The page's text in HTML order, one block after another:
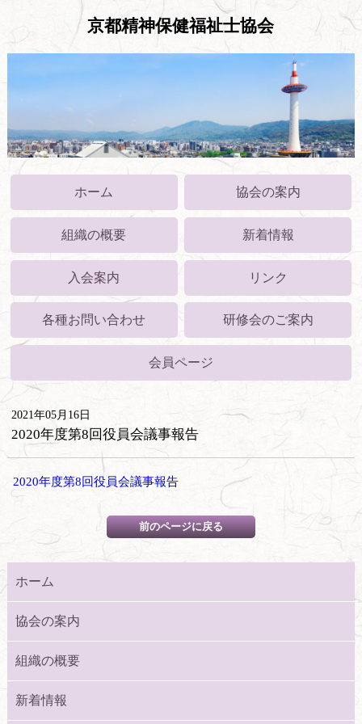
京都精神保健福祉士協会
ホーム 協会の案内
組織の概要 新着情報
入会案内 リンク
各種お問い合わせ 研修会のご案内
会員ページ
2021年05月16日
2020年度第8回役員会議事報告
2020年度第8回役員会議事報告
ホーム
協会の案内
組織の概要
新着情報